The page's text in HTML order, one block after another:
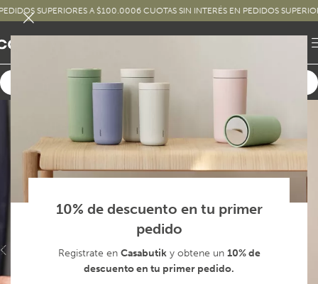
10% de descuento en tu primer
pedido
Registrate en Casabutiky obtene un 10% de
descuento en tu primer pedido.
SUPERIORES A $100.0006 CUOTAS SIN INTERÉS EN PEDIDOS SUPERIORES